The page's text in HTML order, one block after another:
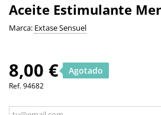
Aceite Estimulante
Marca: Extase Sensuel
8,00 € Agotado
Ref.94682